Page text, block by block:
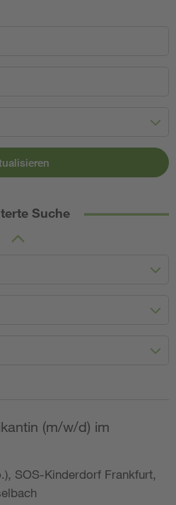
Suche
(m/w/d) im
SOS-Kinderdorf Frankfurt,